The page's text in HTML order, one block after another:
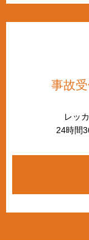
事故
レッ
24時間